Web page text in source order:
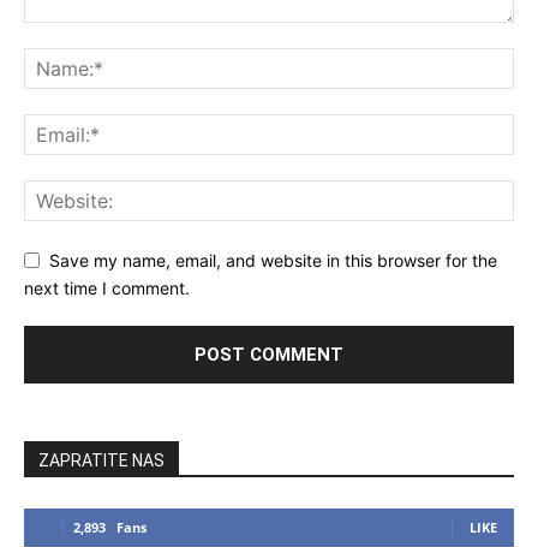
Save my name, email, and website in this browser for the
next time I comment.
ZAPRATITE NAS
2,893 Fans LIKE